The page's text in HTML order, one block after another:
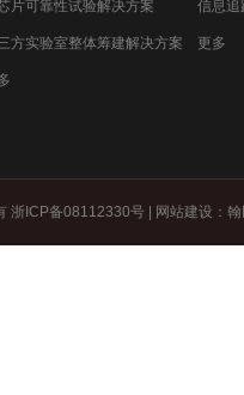
片可靠性试验解决方案
方实验室整体筹建解决方案
信息追
更多
浙ICP备08112330号 | 网站建设 ：